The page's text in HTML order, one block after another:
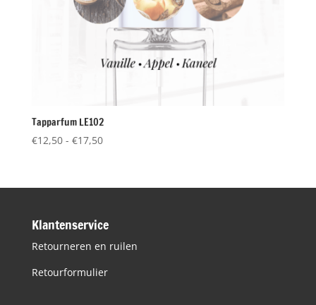
Tapparfum LE102
€12,50 - €17,50Prijsklasse:
€17,50
Klantenservice
Retourneren en ruilen
Retourformulier